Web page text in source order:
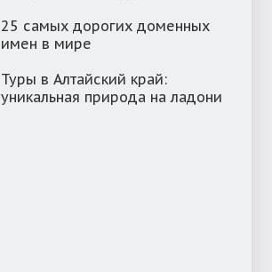
25 самых дорогих доменных
имен в мире
Туры в Алтайский край:
уникальная природа на ладони